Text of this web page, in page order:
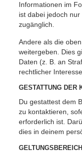
Informationen im
ist dabei jedoch
zugänglich.
Andere als die
weitergeben. Dies
Daten (z. B. an
rechtlicher
GESTATTUNG DER
Du gestattest dem
zu kontaktieren,
erforderlich ist.
dies in deinem